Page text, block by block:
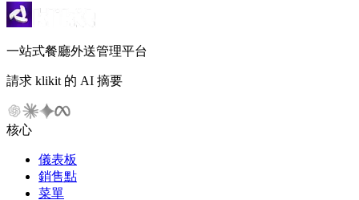
一站式餐廳外送管理平台
請求 klikit 的 AI 摘要
核心
儀表板
銷售點
菜單